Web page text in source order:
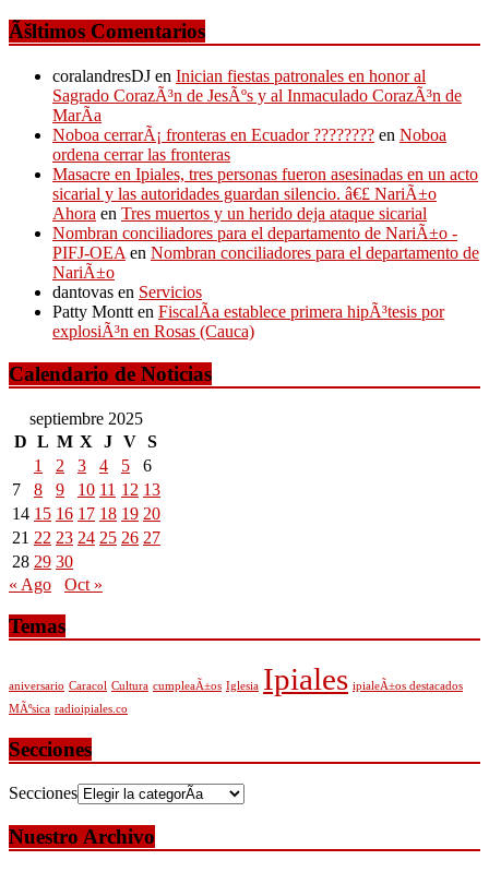
Ãšltimos Comentarios
coralandresDJ en Inician fiestas patronales en honor al
Sagrado CorazÃ³n de JesÃºs y al Inmaculado CorazÃ³n de
MarÃ­a
Noboa cerrarÃ¡ fronteras en Ecuador ???????? en Noboa
ordena cerrar las fronteras
Masacre en Ipiales, tres personas fueron asesinadas en un acto
sicarial y las autoridades guardan silencio. â€£ NariÃ±o
Ahora en Tres muertos y un herido deja ataque sicarial
Nombran conciliadores para el departamento de NariÃ±o -
PIFJ-OEA en Nombran conciliadores para el departamento de
NariÃ±o
dantovas en Servicios
Patty Montt en FiscalÃ­a establece primera hipÃ³tesis por
explosiÃ³n en Rosas (Cauca)
Calendario de Noticias
septiembre 2025
D L M X J V S
1
2 3 4 5
6
7
8 9 10 11 12 13
14 15 16 17 18 19 20
21 22 23 24 25 26 27
28 29 30
« Ago
Oct »
Temas
aniversario Caracol Cultura cumpleaÃ±os Iglesia Ipiales ipialeÃ±os destacados
MÃºsica radioipiales.co
Secciones
Secciones
Nuestro Archivo